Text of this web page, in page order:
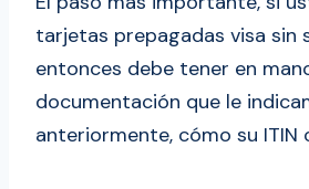
tarjetas prepagadas visa sin
entonces debe tener en
documentación que le
anteriormente, cómo su ITIN